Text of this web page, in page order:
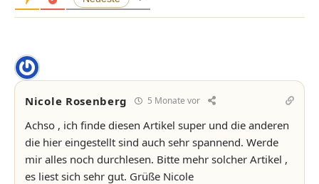
Nicole Rosenberg 5 Monate vor
Achso , ich finde diesen Artikel super und die anderen
die hier eingestellt sind auch sehr spannend. Werde
mir alles noch durchlesen. Bitte mehr solcher Artikel ,
es liest sich sehr gut. Grüße Nicole